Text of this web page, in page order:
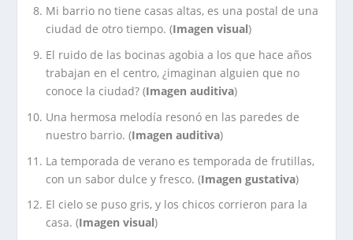
Mi barrio no tiene casas altas, es una postal de una
ciudad de otro tiempo. (Imagen visual)
El ruido de las bocinas agobia a los que hace años
trabajan en el centro, ¿imaginan alguien que no
conoce la ciudad? (Imagen auditiva)
Una hermosa melodía resonó en las paredes de
nuestro barrio. (Imagen auditiva)
La temporada de verano es temporada de frutillas,
con un sabor dulce y fresco. (Imagen gustativa)
El cielo se puso gris, y los chicos corrieron para la
casa. (Imagen visual)